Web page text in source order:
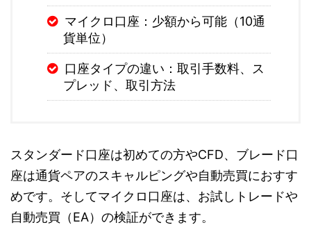
マイクロ口座：少額から可能（10通
貨単位）
口座タイプの違い：取引手数料、ス
プレッド、取引方法
スタンダード口座は初めての方やCFD、ブレード口
座は通貨ペアのスキャルピングや自動売買におすす
めです。そしてマイクロ口座は、お試しトレードや
自動売買（EA）の検証ができます。